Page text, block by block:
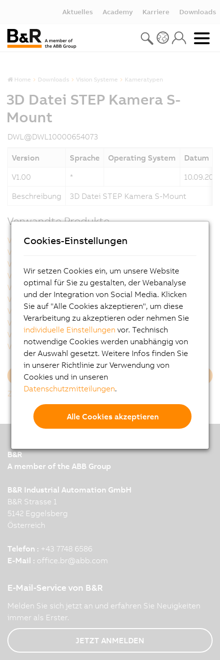
Aktuelles Academy Karriere Downloads
Home Downloads Vision Systeme Kameratypen
3D Datei STEP Kamera S-
Mount
DWL@DWL10000654073
Version Sprache Operating System
Datum
V1.00
*
Beschreibung
3D Datei STEP Kamera S-Mount
Verwandte Produkte
VSC122001.041P-000
VSC122001.04BP-000
VSC122001.051P-000
VSC122002.041P-000
VSC122002.141P-000
VSC122002.14BP-000
VSC122004.031P-000
VSC122004.03BP-000
VSC122004.051P-000
VSC122005.051P-000
VSC122005.053P-000
VSC122005.05BP-000
VSC122005.07BP-000
VSC122331.06CP-000
VSC122812.021P-000
VSC122821.022P-000
VSC122821.032P-000
VSC122821.041P-000
Mehr laden
Zurück zur Gesamtliste
B&R
A member of the ABB Group
B&R Industrial Automation GmbH
B&R Strasse 1
5142 Eggelsberg
Österreich
Telefon : +43 7748 6586
E-Mail : office.br@abb.com
E-Mail-Service von B&R
Melden Sie sich jetzt an und erfahren Sie Neuigkeiten
immer als Erster.
JETZT ANMELDEN
Cookies-Einstellungen
Wir setzen Cookies ein, um unsere Website
optimal für Sie zu gestalten, der Webanalyse
und der Integration von Social Media. Klicken
Sie auf "Alle Cookies akzeptieren", um diese
Verarbeitung zu akzeptieren oder nehmen Sie
individuelle Einstellungen vor. Technisch
notwendige Cookies werden unabhängig von
der Auswahl gesetzt. Weitere Infos finden Sie
in unserer Richtlinie zur Verwendung von
Cookies und in unseren
Datenschutzmitteilungen.
Alle Cookies akzeptieren